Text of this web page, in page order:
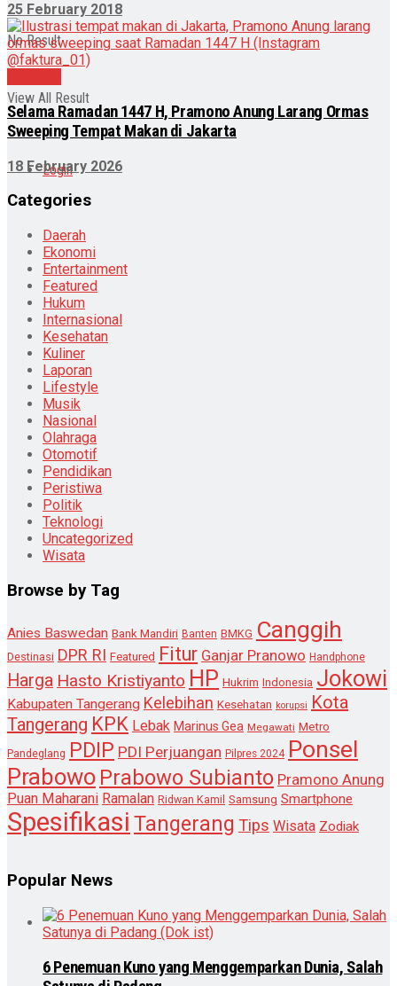
No Result
View All Result
Login
25 February 2018
Selama Ramadan 1447 H, Pramono Anung Larang Ormas
Sweeping Tempat Makan di Jakarta
18 February 2026
Categories
Daerah
Ekonomi
Entertainment
Featured
Hukum
Internasional
Kesehatan
Kuliner
Laporan
Lifestyle
Musik
Nasional
Olahraga
Otomotif
Pendidikan
Peristiwa
Politik
Teknologi
Uncategorized
Wisata
Browse by Tag
Anies Baswedan Bank Mandiri Banten BMKG Canggih
Destinasi DPR RI Featured Fitur Ganjar Pranowo Handphone
Harga Hasto Kristiyanto HP Hukrim Indonesia Jokowi
Kabupaten Tangerang Kelebihan Kesehatan korupsi
Kota
Tangerang KPK Lebak Marinus Gea Megawati Metro
Pandeglang PDIP PDI Perjuangan Pilpres 2024 Ponsel
Prabowo Prabowo Subianto Pramono Anung
Puan Maharani Ramalan Ridwan Kamil Samsung Smartphone
Spesifikasi Tangerang Tips Wisata Zodiak
Popular News
6 Penemuan Kuno yang Menggemparkan Dunia, Salah